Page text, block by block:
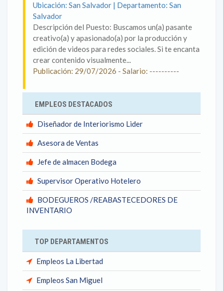
Ubicación: San Salvador | Departamento: San
Salvador
Descripción del Puesto: Buscamos un(a) pasante
creativo(a) y apasionado(a) por la producción y
edición de videos para redes sociales. Si te encanta
crear contenido visualmente...
Publicación: 29/07/2026 - Salario: ----------
EMPLEOS DESTACADOS
Diseñador de Interiorismo Lider
Asesora de Ventas
Jefe de almacen Bodega
Supervisor Operativo Hotelero
BODEGUEROS /REABASTECEDORES DE
INVENTARIO
TOP DEPARTAMENTOS
Empleos La Libertad
Empleos San Miguel